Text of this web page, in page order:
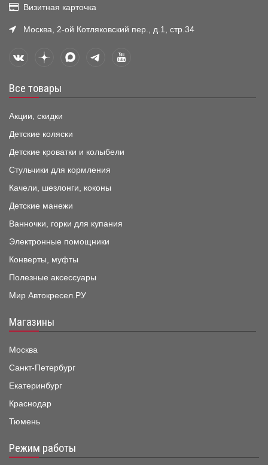
Визитная карточка
Москва, 2-ой Котляковский пер., д.1, стр.34
Все товары
Акции, скидки
Детские коляски
Детские кроватки и колыбели
Стульчики для кормления
Качели, шезлонги, коконы
Детские манежи
Ванночки, горки для купания
Электронные помощники
Конверты, муфты
Полезные аксессуары
Мир Автокресел.РУ
Магазины
Москва
Санкт-Петербург
Екатеринбург
Краснодар
Тюмень
Режим работы